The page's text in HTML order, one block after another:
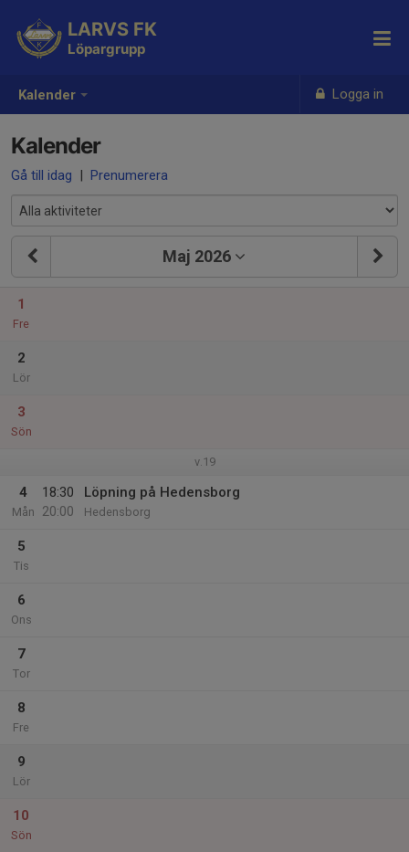
Kalender Logga in
LARVS FK
Löpargrupp
Kalender
Gå till idag | Prenumerera
Maj 2026
1
Fre
2
Lör
3
Sön
v.19
4
Mån
18:30
20:00
Löpning på Hedensborg
Hedensborg
5
Tis
6
Ons
7
Tor
8
Fre
9
Lör
10
Sön